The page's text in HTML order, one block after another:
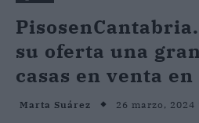
su oferta una
casas en venta
Marta Suárez 26 marzo, 2024